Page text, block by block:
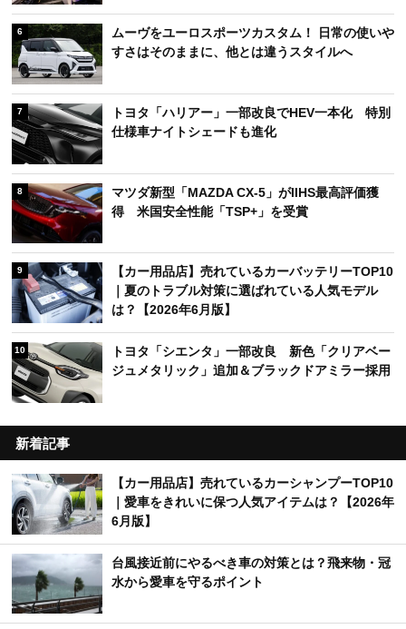
6
ムーヴをユーロスポーツカスタム！ 日常の使いや
すさはそのままに、他とは違うスタイルへ
7
トヨタ「ハリアー」一部改良でHEV一本化 特別
仕様車ナイトシェードも進化
8
マツダ新型「MAZDA CX-5」がIIHS最高評価獲
得 米国安全性能「TSP+」を受賞
9
【カー用品店】売れているカーバッテリーTOP10
｜夏のトラブル対策に選ばれている人気モデル
は？【2026年6月版】
10
トヨタ「シエンタ」一部改良 新色「クリアベー
ジュメタリック」追加＆ブラックドアミラー採用
新着記事
【カー用品店】売れているカーシャンプーTOP10
｜愛車をきれいに保つ人気アイテムは？【2026年
6月版】
台風接近前にやるべき車の対策とは？飛来物・冠
水から愛車を守るポイント